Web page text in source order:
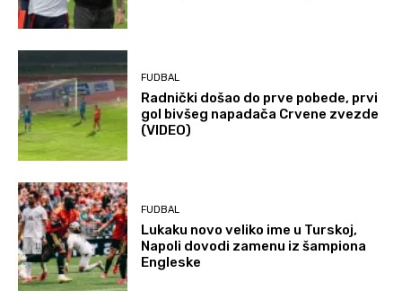
FUDBAL
Radnički došao do prve pobede, prvi
gol bivšeg napadača Crvene zvezde
(VIDEO)
FUDBAL
Lukaku novo veliko ime u Turskoj,
Napoli dovodi zamenu iz šampiona
Engleske